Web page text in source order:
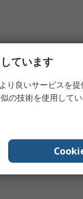
ニット
ています
り良いサービスを
の技術を使用してい